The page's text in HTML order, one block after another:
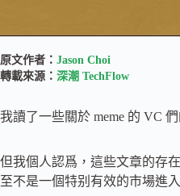
原文作者： Jason Choi
轉載來源： 深潮 TechFlow
我讀了一些關於 meme 的 VC
但我個人認爲，這些文章的存
至不是一個特别有效的市場進